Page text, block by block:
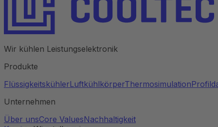
Wir kühlen Leistungselektronik
Produkte
FlüssigkeitskühlerLuftkühlkörperThermosimulation
Unternehmen
Über unsCore ValuesNachhaltigkeit